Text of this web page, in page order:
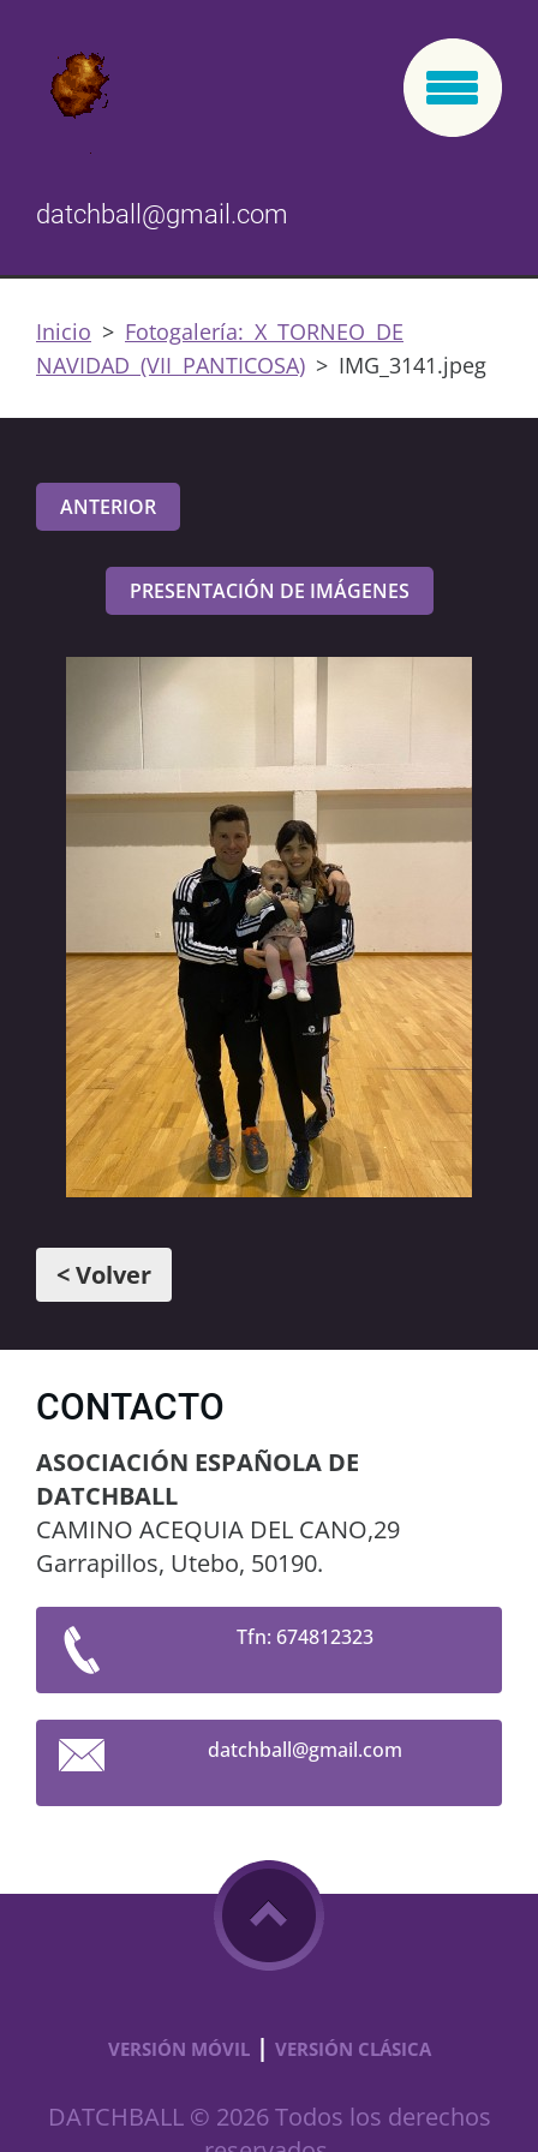
datchball@gmail.com
Inicio > Fotogalería: X TORNEO DE
NAVIDAD (VII PANTICOSA) > IMG_3141.jpeg
ANTERIOR
PRESENTACIÓN DE IMÁGENES
< Volver
CONTACTO
ASOCIACIÓN ESPAÑOLA DE
DATCHBALL
CAMINO ACEQUIA DEL CANO,29
Garrapillos, Utebo, 50190.
Tfn: 674812323
datchball@gmail.com
VERSIÓN MÓVIL | VERSIÓN CLÁSICA
DATCHBALL © 2026 Todos los derechos